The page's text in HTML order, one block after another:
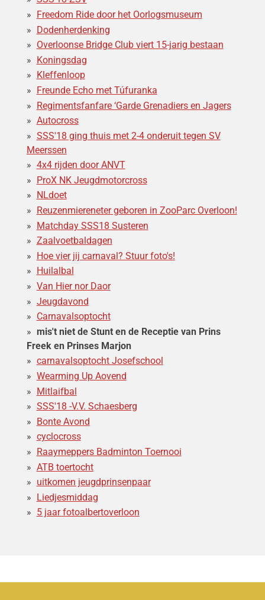
Freedom Ride door het Oorlogsmuseum
Dodenherdenking
Overloonse Bridge Club viert 15-jarig bestaan
Koningsdag
Kleffenloop
Freunde Echo met Túfuranka
Regimentsfanfare ‘Garde Grenadiers en Jagers
Autocross
SSS'18 ging thuis met 2-4 onderuit tegen SV
Meerssen
4x4 rijden door ANVT
ProX NK Jeugdmotorcross
NLdoet
Reuzenmiereneter geboren in ZooParc Overloon!
Matchday SSS18 Susteren
Zaalvoetbaldagen
Hoe vier jij carnaval? Stuur foto's!
Huilalbal
Van Hier nor Daor
Jeugdavond
Carnavalsoptocht
mis't niet de Stunt en de Receptie van Prins
Freek en Prinses Marjon
carnavalsoptocht Josefschool
Wearming Up Aovend
Mitlaifbal
SSS'18 -V.V. Schaesberg
Bonte Avond
cyclocross
Raaymeppers Badminton Toernooi
ATB toertocht
uitkomen jeugdprinsenpaar
Liedjesmiddag
5 jaar fotoalbertoverloon